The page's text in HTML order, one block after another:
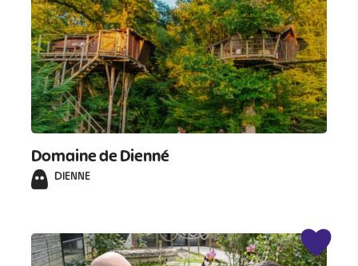
Domaine de Dienné
DIENNE
# # #
#
#
#
#